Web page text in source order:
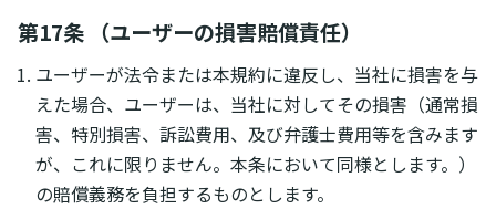
第17条 （ユーザーの損害賠償責任）
ユーザーが法令または本規約に違反し、当社に損害を与
えた場合、ユーザーは、当社に対してその損害（通常損
害、特別損害、訴訟費用、及び弁護士費用等を含みます
が、これに限りません。本条において同様とします。）
の賠償義務を負担するものとします。